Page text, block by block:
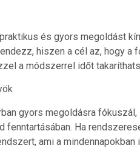
és gyors megoldást
hiszen a cél az, hogy a
a módszerrel időt
gyors megoldásra
fenntartásában. Ha
ami a